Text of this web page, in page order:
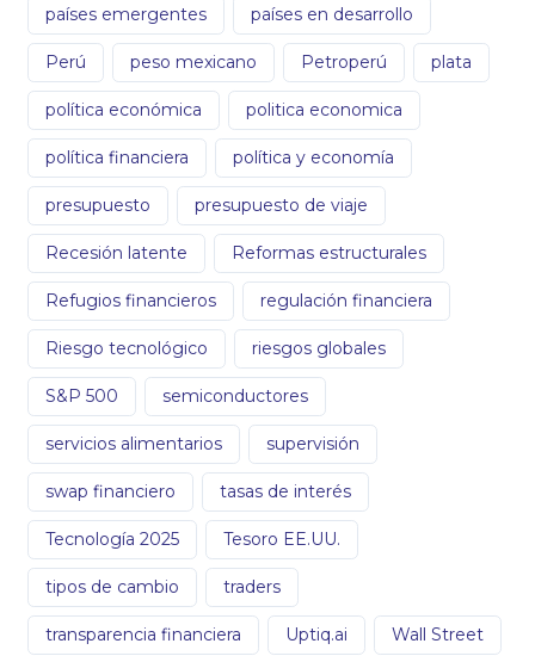
países emergentes países en desarrollo
Perú peso mexicano Petroperú plata
política económica politica economica
política financiera política y economía
presupuesto presupuesto de viaje
Recesión latente Reformas estructurales
Refugios financieros regulación financiera
Riesgo tecnológico riesgos globales
S&P 500 semiconductores
servicios alimentarios supervisión
swap financiero tasas de interés
Tecnología 2025 Tesoro EE.UU.
tipos de cambio traders
transparencia financiera Uptiq.ai Wall Street